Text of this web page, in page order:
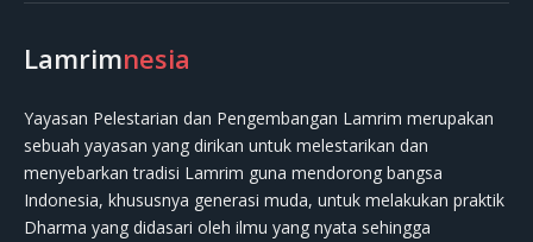
Lamrimnesia
Yayasan Pelestarian dan Pengembangan Lamrim merupakan
sebuah yayasan yang dirikan untuk melestarikan dan
menyebarkan tradisi Lamrim guna mendorong bangsa
Indonesia, khususnya generasi muda, untuk melakukan praktik
Dharma yang didasari oleh ilmu yang nyata sehingga